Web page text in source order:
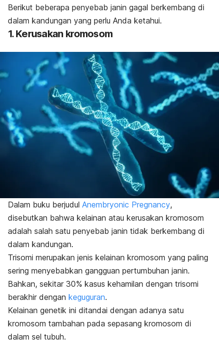
Berikut beberapa penyebab janin gagal berkembang di
dalam kandungan yang perlu Anda ketahui.
1. Kerusakan kromosom
Dalam buku berjudul Anembryonic Pregnancy,
disebutkan bahwa kelainan atau kerusakan kromosom
adalah salah satu penyebab janin tidak berkembang di
dalam kandungan.
Trisomi merupakan jenis kelainan kromosom yang paling
sering menyebabkan gangguan pertumbuhan janin.
Bahkan, sekitar 30% kasus kehamilan dengan trisomi
berakhir dengan keguguran.
Kelainan genetik ini ditandai dengan adanya satu
kromosom tambahan pada sepasang kromosom di
dalam sel tubuh.